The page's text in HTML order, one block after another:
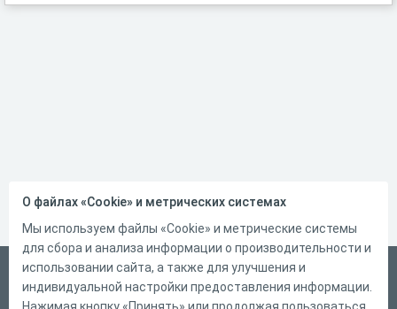
Русский
Справка
О файлах «Cookie» и метрических системах
Мы используем файлы «Cookie» и метрические системы
для сбора и анализа информации о производительности и
использовании сайта, а также для улучшения и
индивидуальной настройки предоставления информации.